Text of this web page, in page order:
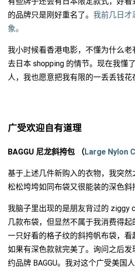
的品牌只是刚好重名了。 我前几日才
象。
我小时候看香港电影，不懂为什么
去日本 shopping 的情节。现在我懂
人，我也愿意把我有限的一丢丢钱花
广受欢迎自有道理
BAGGU 尼龙斜挎包 （Large Nylon
基于上述几件新购入的衣物，我突然
松松垮垮如同布袋又很能装的深色斜
我脑子里出现的是朋友背过的 ziggy
几款布袋，但显然不属于我消费得起
一只好看的格子纹的斜挎帆布袋，看
如果有深色款就完美了。询问之后
约品牌 BAGGU。我对这个广受美国